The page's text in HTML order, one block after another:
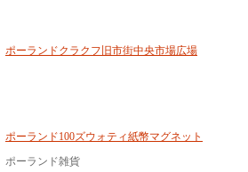
ポーランドクラクフ旧市街中央市場広場
ポーランド100ズウォティ紙幣マグネット
ポーランド雑貨